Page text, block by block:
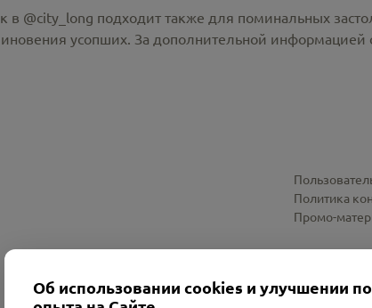
в @city_long подходит также для поминальных
усопших. За дополнительной
Политика
Промо-
Об использовании cookies и улучшении